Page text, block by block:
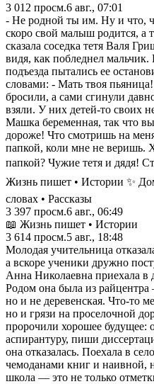
3 012 просм.6 авг., 07:01
- Не родной ты им. Ну и что,
скоро свой малыш родится,
сказала соседка тетя Валя
видя, как побледнел
подъезда пытались ее
словами: - Мать твоя
бросили, а сами сгинули
взяли. У них детей-то своих
Машка беременная, так что
дороже! Что смотришь на
папкой, коли мне не веришь.
папкой? Чужие тетя и дядя!
Жизнь пишет • Истории ✨
словах • Рассказы
3 397 просм.6 авг., 06:49
📖 Жизнь пишет • Истории
3 614 просм.5 авг., 18:48
Молодая учительница
а вскоре ученики дружно
Анна Николаевна приехала в
Родом она была из райцентра
но и не деревенская. Что-то
но и грязи на проселочной
пророчили хорошее будущее:
аспирантуру, пиши
она отказалась. Поехала в
чемоданами книг и наивной,
школа — это не только